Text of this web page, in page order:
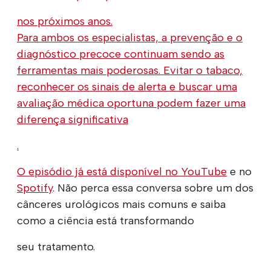
nos próximos anos.
Para ambos os especialistas, a prevenção e o
diagnóstico precoce continuam sendo as
ferramentas mais poderosas. Evitar o tabaco,
reconhecer os sinais de alerta e buscar uma
avaliação médica oportuna podem fazer uma
diferença significativa
.
O episódio já está disponível no YouTube e no
Spotify. Não perca essa conversa sobre um dos
cânceres urológicos mais comuns e saiba
como a ciência está transformando
seu tratamento.